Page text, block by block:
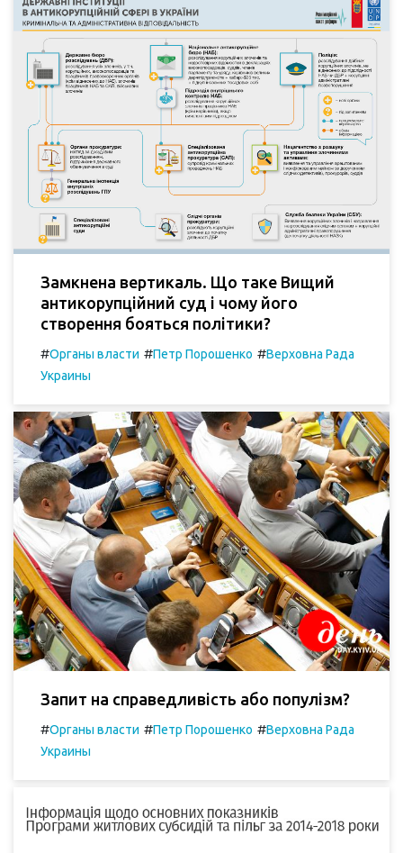
Замкнена вертикаль. Що таке Вищий
антикорупційний суд і чому його
створення бояться політики?
#Органы власти #Петр Порошенко #Верховна Рада
Украины
Запит на справедливість або популізм?
#Органы власти #Петр Порошенко #Верховна Рада
Украины